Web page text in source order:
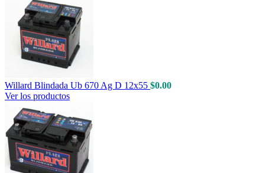
Willard Blindada Ub 670 Ag D 12x55 $0.00
Ver los productos